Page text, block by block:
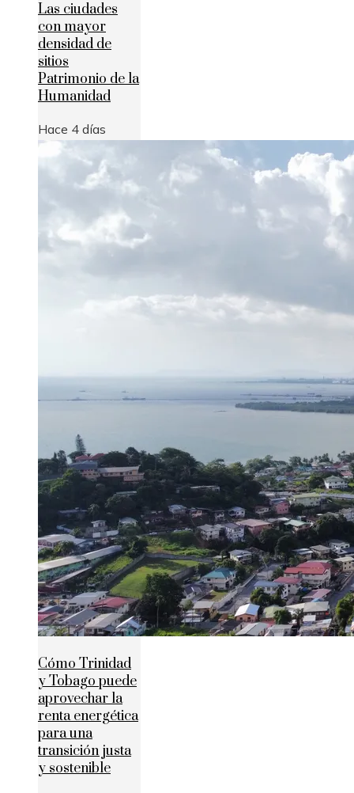
Las ciudades
con mayor
densidad de
sitios
Patrimonio de la
Humanidad
Hace 4 días
Cómo Trinidad
y Tobago puede
aprovechar la
renta energética
para una
transición justa
y sostenible